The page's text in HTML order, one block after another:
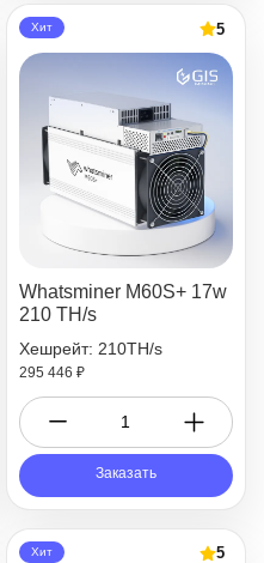
5
Хит
Whatsminer M60S+ 17w
210 TH/s
Хешрейт: 210TH/s
295 446 ₽
Заказать
5
Хит